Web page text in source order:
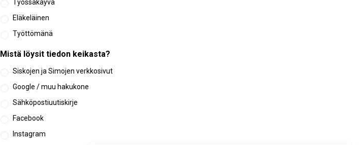
Työssäkäyvä
Eläkeläinen
Työttömänä
Mistä löysit tiedon keikasta?
Siskojen ja Simojen verkkosivut
Google / muu hakukone
Sähköpostiuutiskirje
Facebook
Instagram